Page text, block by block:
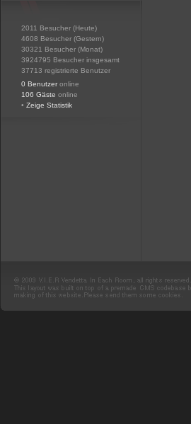
2011 Besucher (Heute)
4608 Besucher (Gestern)
30321 Besucher (Monat)
3924795 Besucher insgesamt
37713 registrierte Benutzer
0 Benutzer online
106 Gäste online
• Zeige Statistik